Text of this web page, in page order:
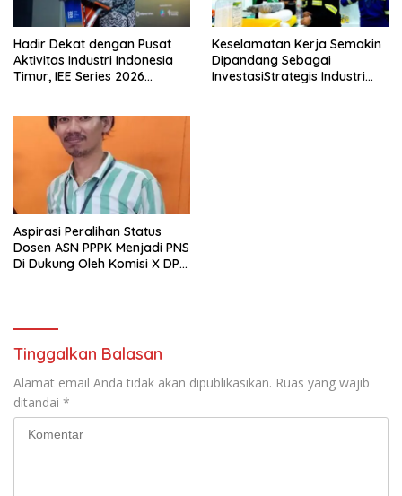
Hadir Dekat dengan Pusat
Aktivitas Industri Indonesia
Timur, IEE Series 2026
Keselamatan Kerja Semakin
Dipandang Sebagai
InvestasiStrategis Industri
Aspirasi Peralihan Status
Dosen ASN PPPK Menjadi PNS
Di Dukung Oleh Komisi X DPR
Tinggalkan Balasan
Alamat email Anda tidak akan dipublikasikan. Ruas yang wajib
ditandai *